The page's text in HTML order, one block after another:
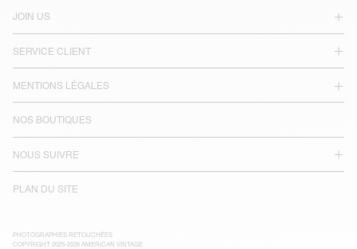
JOIN US
SERVICE CLIENT
MENTIONS LÉGALES
NOS BOUTIQUES
NOUS SUIVRE
PLAN DU SITE
PHOTOGRAPHIES RETOUCHÉES
COPYRIGHT 2025-2026 AMERICAN VINTAGE